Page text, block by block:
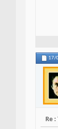
17/
Re